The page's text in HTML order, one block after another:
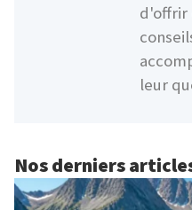
d'offrir
leur
Nos derniers